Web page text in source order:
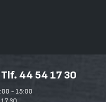
44 54 17 30
- 15:00